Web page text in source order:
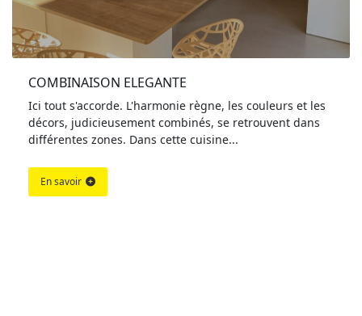
COMBINAISON ELEGANTE
Ici tout s'accorde. L'harmonie règne, les couleurs et les
décors, judicieusement combinés, se retrouvent dans
différentes zones. Dans cette cuisine...
En savoir